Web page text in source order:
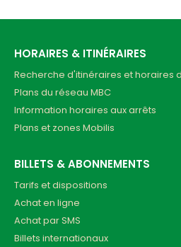
HORAIRES & ITINÉRAIRES
Recherche d'itinéraires et horaires
Plans du réseau MBC
Information horaires aux arrêts
Plans et zones Mobilis
BILLETS & ABONNEMENTS
Tarifs et dispositions
Achat en ligne
Achat par SMS
Billets internationaux